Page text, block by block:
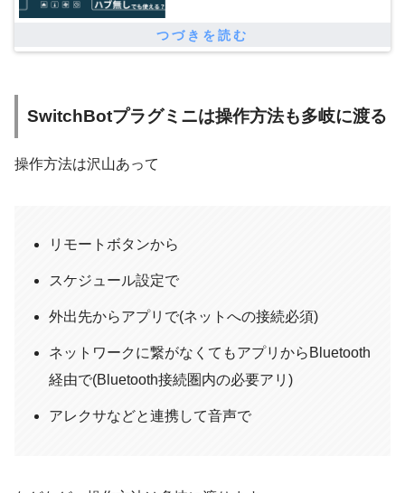
SwitchBotプラグミニをWi-Fi接続&名称を設定
SwitchBotプラグミニを自宅のWi-Fiに接続します。
2.4GHzのネットワークのみにしか接続できないので注意で
SwitchBotプラグミニは操作方法も多岐に渡る
操作方法は沢山あって
リモートボタンから
スケジュール設定で
外出先からアプリで(ネットへの接続必須)
ネットワークに繋がなくてもアプリからBluetooth
経由で(Bluetooth接続圏内の必要アリ)
アレクサなどと連携して音声で